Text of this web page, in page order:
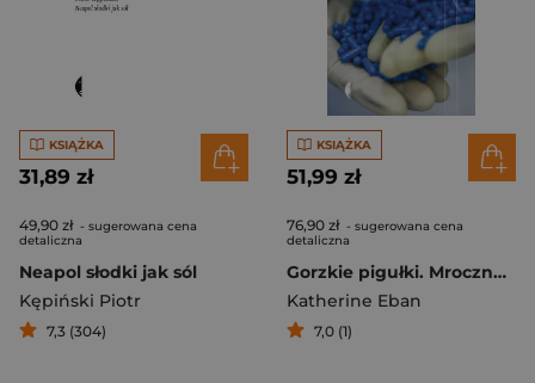
KSIĄŻKA
31,89 zł
49,90 zł - sugerowana cena
detaliczna
Neapol słodki jak sól
Kępiński Piotr
7,3 (304)
KSIĄŻKA
51,99 zł
76,90 zł - sugerowana cena
detaliczna
Gorzkie pigułki. Mroczna prawda o tańszych zamiennikach leków
Katherine Eban
7,0 (1)